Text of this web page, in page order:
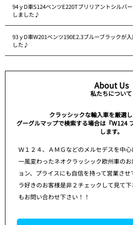
94ｙD車S124ベンツE220Tブリリアントシルバ
しました♪
93ｙD車W201ベンツ190E2.3ブルーブラックが
した♪
About Us
私たちについて
クラッシックな輸入車を厳選し
グーグルマップで検索する場合は『W124
します。
Ｗ１２４、ＡＭＧなどのメルセデスを中心
一風変わったネオクラッシック欧州車の
ョン、プライスにも自信を持って営業さ
ラ好きのお客様是非２チェックして見て
もお問い合わせ下さい！！